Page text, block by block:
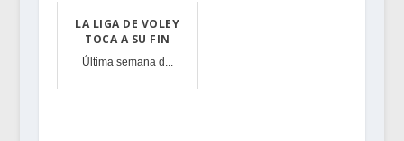
LA LIGA DE VOLEY
TOCA A SU FIN
Última semana d...